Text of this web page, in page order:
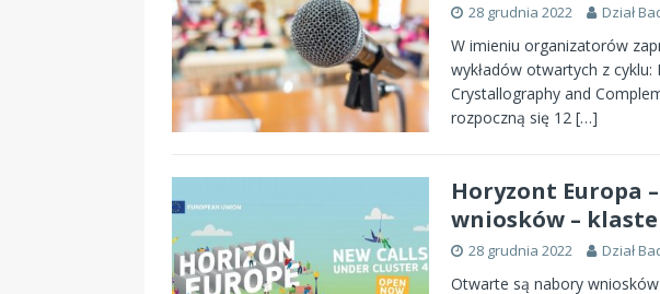
28 grudnia 2022 Dział
W imieniu organizatorów
wykładów otwartych z
Crystallography and
rozpoczną się 12 […]
Horyzont Europa
wniosków –
28 grudnia 2022 Dział
Otwarte są nabory